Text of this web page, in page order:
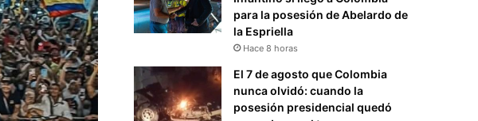
para la posesión de Abelardo de
la Espriella
Hace 8 horas
El 7 de agosto que Colombia
nunca olvidó: cuando la
posesión presidencial quedó